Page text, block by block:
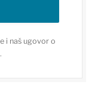
i naš ugovor o
.